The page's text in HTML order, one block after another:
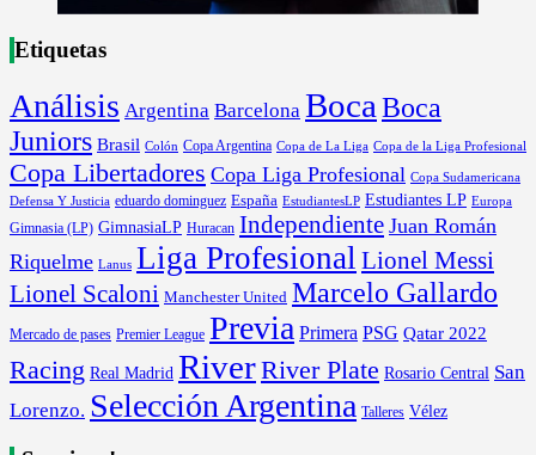
Etiquetas
Análisis Argentina Barcelona Boca Boca
Juniors Brasil Colón Copa Argentina Copa de La Liga Copa de la Liga Profesional
Copa Libertadores Copa Liga Profesional Copa Sudamericana
Defensa Y Justicia eduardo dominguez España EstudiantesLP Estudiantes LP Europa
Gimnasia (LP) GimnasiaLP Huracan Independiente Juan Román
Riquelme Lanus Liga Profesional Lionel Messi
Lionel Scaloni Manchester United Marcelo Gallardo
Mercado de pases Premier League Previa Primera PSG Qatar 2022
Racing Real Madrid RiverRiver Plate Rosario Central San
Lorenzo. Selección Argentina Talleres Vélez